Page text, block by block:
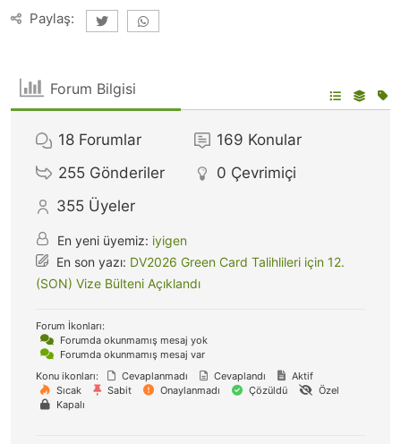
Paylaş:
Forum Bilgisi
18 Forumlar 169 Konular
255 Gönderiler 0 Çevrimiçi
355 Üyeler
En yeni üyemiz: iyigen
En son yazı: DV2026 Green Card Talihlileri için 12.
(SON) Vize Bülteni Açıklandı
Forum İkonları:
Forumda okunmamış mesaj yok
Forumda okunmamış mesaj var
Konu ikonları:
Cevaplanmadı Cevaplandı
Aktif
Sıcak
Sabit Onaylanmadı Çözüldü
Özel
Kapalı